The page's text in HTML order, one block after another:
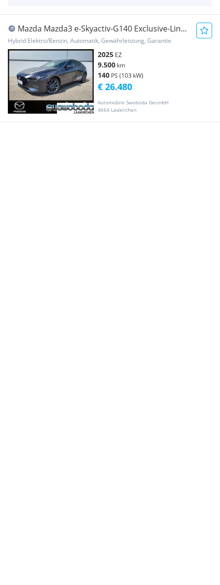
Mazda Mazda3 e-Skyactiv-G140 Exclusive-Line
Aut.
Hybrid Elektro/Benzin, Automatik, Gewährleistung, Garantie
2025 EZ
9.500 km
140 PS (103 kW)
Automobile Swoboda GesmbH
4664 Laakirchen
€ 26.480